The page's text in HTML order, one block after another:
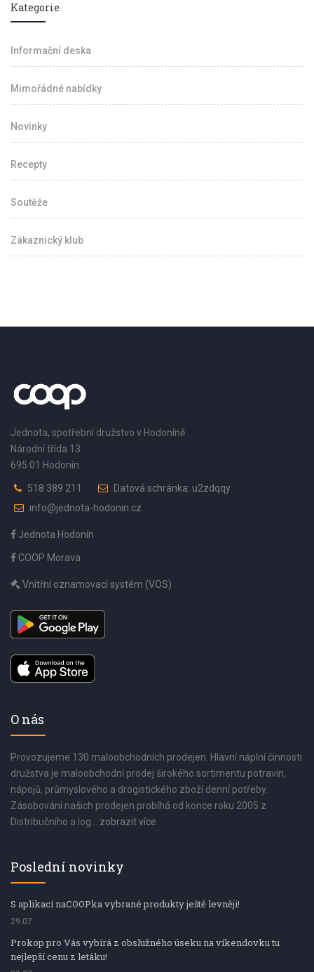
Kategorie
Informační deska
Mimořádné nabídky
Novinky
Recepty
Soutěže
Zákaznický klub
Jednota, spotřební družstvo v Hodoníně
Národní třída 13
695 01 Hodonín
518 389 211
Datová schránka: u2zdqqy
info@jednota-hodonin.cz
Jednota Hodonín
COOP Morava
Vnitřní oznamovací systém (VOS)
O nás
Provozujeme 130 maloobchodních prodejen. Hlavní náplní činnosti
družstva je maloobchodní prodej širokého sortimentu potravin,
nápojů, průmyslového a drogistického zboží denní potřeby.
Zásobování našich prodejen probíhá od konce roku 2005 z
Distribučního a log... zobrazit více
Poslední novinky
S aplikací naCOOPka vybrané produkty ještě levněji!
29.07
Prokop pro Vás vybírá z obslužného úseku na víkendovku tu
nejlepší cenu z letáku!